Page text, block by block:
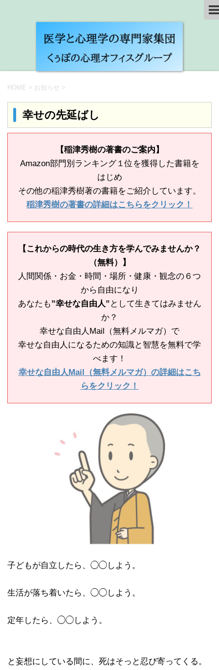
HOME > お知らせ >
幸せの先延ばし
【稲津秀樹の著書のご案内】
Amazon部門別ランキング１位を獲得した書籍を
はじめ
その他の稲津秀樹著の書籍をご紹介しています。
稲津秀樹の著書の詳細はこちらをクリック！
【これからの時代の生き方を学んでみませんか？
（無料）】
人間関係・お金・時間・場所・健康・観念の６つ
から自由になり
あなたも”幸せな自由人” として生きてはみません
か？
幸せな自由人Mail（無料メルマガ）で
幸せな自由人になるための知識と智慧を無料で学
べます！
幸せな自由人Mail（無料メルマガ）の詳細はこち
らをクリック！
子どもが自立したら、◯◯しよう。
生活が落ち着いたら、◯◯しよう。
定年したら、◯◯しよう。
と妄想にしている間に、死はそっと忍び寄ってくる。